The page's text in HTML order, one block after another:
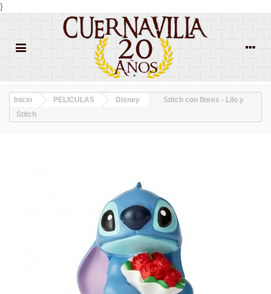
}
Inicio PELICULAS Disney
Stitch con flores - Lilo y
Stitch